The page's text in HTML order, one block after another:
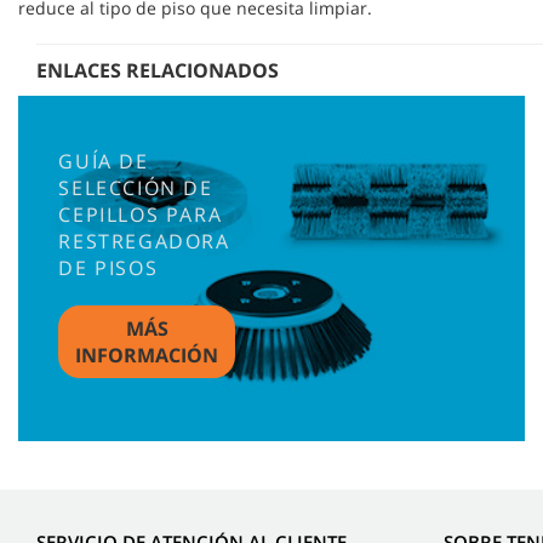
reduce al tipo de piso que necesita limpiar.
ENLACES RELACIONADOS
GUÍA DE
SELECCIÓN DE
CEPILLOS PARA
RESTREGADORA
DE PISOS
MÁS
INFORMACIÓN